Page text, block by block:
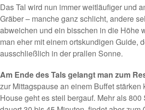
Das Tal wird nun immer weitläufiger und
Gräber – manche ganz schlicht, andere
abweichen und ein bisschen in die Höhe
man eher mit einem ortskundigen Guide,
ausschließlich in der prallen Sonne.
Am Ende des Tals gelangt man zum
zur Mittagspause an einem Buffet
House geht es steil bergauf. Mehr als